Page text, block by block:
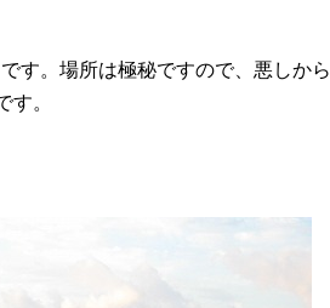
す。場所は極秘ですので、悪しから
。